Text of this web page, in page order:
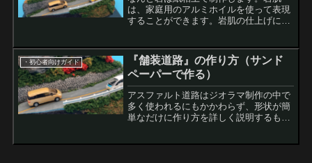
は、家庭用のアルミホイルを使って表現
することができます。岩肌の仕上げに
変身します。舗装道路を作る方法も併せ
て学びましょう。工具・道具筆...
・初心者向けガイド
『舗装道路』の作り方（サンド
ペーパーで作る）
アスファルト道路はジオラマ制作の中で
多く使われるにもかかわらず、形状が簡
単なだけに作り方を詳しく説明するもの